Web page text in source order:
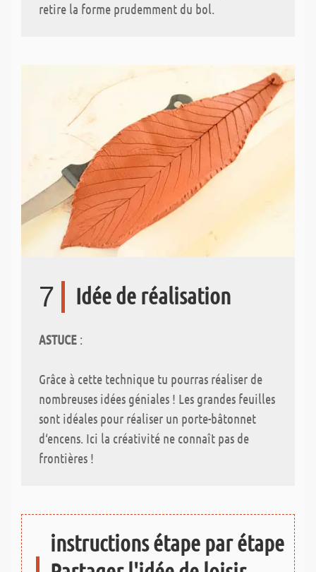
retire la forme prudemment du bol.
7 Idée de réalisation
ASTUCE :
Grâce à cette technique tu pourras réaliser de
nombreuses idées géniales ! Les grandes feuilles
sont idéales pour réaliser un porte-bâtonnet
d‘encens. Ici la créativité ne connaît pas de
frontières !
instructions étape par étape